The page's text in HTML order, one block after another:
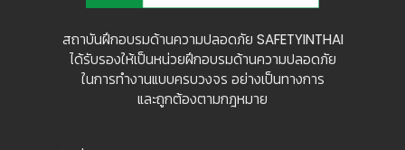
สถาบันฝึกอบรมด้านความปลอดภัย SAFETYINTHAI
ได้รับรองให้เป็นหน่วยฝึกอบรมด้านความปลอดภัย
ในการทำงานแบบครบวงจร อย่างเป็นทางการ
และถูกต้องตามกฎหมาย